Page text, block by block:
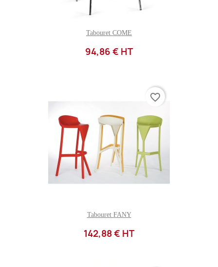
Tabouret COME
94,86 € HT
Tabouret FANY
142,88 € HT
favorite_border